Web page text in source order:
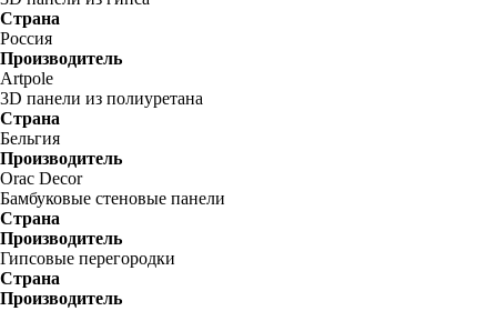
Страна
Россия
Производитель
Artpole
3D панели из полиуретана
Страна
Бельгия
Производитель
Orac Decor
Бамбуковые стеновые панели
Страна
Производитель
Гипсовые перегородки
Страна
Производитель